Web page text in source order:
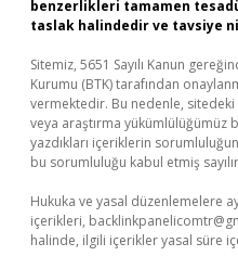
benzerlikleri tamamen
taslak halindedir ve tavsiye
Sitemiz, 5651 Sayılı Kanun
Kurumu (BTK) tarafından
vermektedir. Bu nedenle,
veya araştırma yükümlülüğümüz
yazdıkları içeriklerin
bu sorumluluğu kabul etmiş
Hukuka ve yasal düzenlemelere
içerikleri,
halinde, ilgili içerikler yasal süre